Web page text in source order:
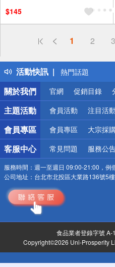
$145
1 2 3
活動快訊
偏遠地區配送
得獎公告
熱門話題
銀行優惠
偏遠地區配送
詐騙網頁！請小
關於我們
官網 促銷目錄
主題活動 會員活動 注目活動
會員專區 會員專區 大宗採
客服中心 常見問題 服務公
服務時間： 週一至週日 09:00-21:00，例
公司地址： 台北市北投區大業路136號5
食品業者登錄字號
Copyright©2026 Uni-Prosperity